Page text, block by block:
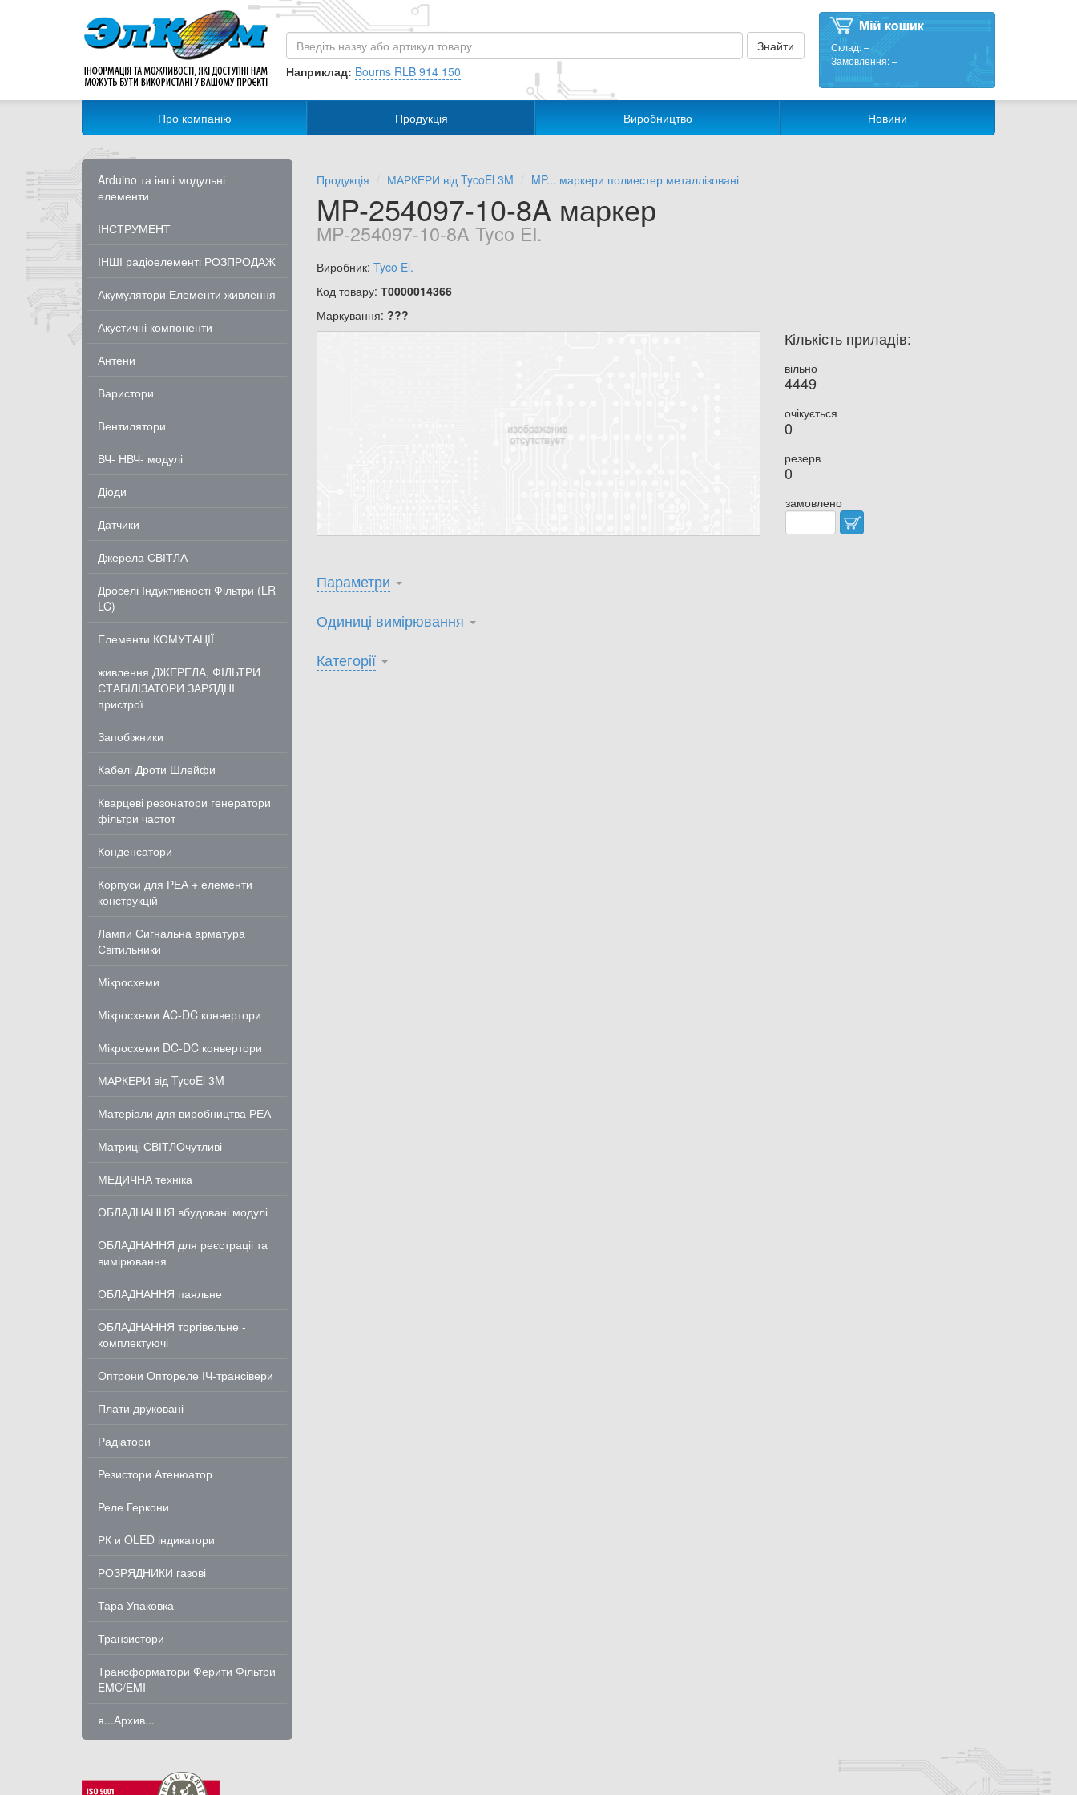
Наприклад: Bourns RLB 914 150
Склад:–
Замовлення:–
Про компанію Продукція Виробництво Новини
Arduino та інші модульні
елементи
ІНСТРУМЕНТ
ІНШІ радіоелементі РОЗПРОДАЖ
Акумулятори Елементи живлення
Акустичні компоненти
Антени
Варистори
Вентилятори
ВЧ- НВЧ- модулі
Діоди
Датчики
Джерела СВІТЛА
Дроселі Індуктивності Фільтри (LR
LC)
Елементи КОМУТАЦІЇ
живлення ДЖЕРЕЛА, ФІЛЬТРИ
СТАБІЛІЗАТОРИ ЗАРЯДНІ
пристрої
Запобіжники
Кабелі Дроти Шлейфи
Кварцеві резонатори генератори
фільтри частот
Конденсатори
Корпуси для РЕА + елементи
конструкцій
Лампи Сигнальна арматура
Світильники
Мікросхеми
Мікросхеми AC-DC конвертори
Мікросхеми DC-DC конвертори
МАРКЕРИ від TycoEl 3M
Матеріали для виробництва РЕА
Матриці СВІТЛОчутливі
МЕДИЧНА техніка
ОБЛАДНАННЯ вбудовані модулі
ОБЛАДНАННЯ для реєстраціі та
вимірювання
ОБЛАДНАННЯ паяльне
ОБЛАДНАННЯ торгівельне -
комплектуючі
Оптрони Оптореле ІЧ-трансівери
Плати друковані
Радіатори
Резистори Атенюатор
Реле Геркони
РК и OLED індикатори
РОЗРЯДНИКИ газові
Тара Упаковка
Транзистори
Трансформатори Ферити Фільтри
EMC/EMI
я...Архив...
Продукція МАРКЕРИ від TycoEl 3M MP... маркери полиестер металлізовані
MP-254097-10-8A маркер
MP-254097-10-8A Tyco El.
Виробник: Tyco El.
Код товару: Т0000014366
Маркування: ???
Кількість приладів:
вільно
4449
очікується
0
резерв
0
замовлено
Параметри
Одиниці вимірювання
Категорії